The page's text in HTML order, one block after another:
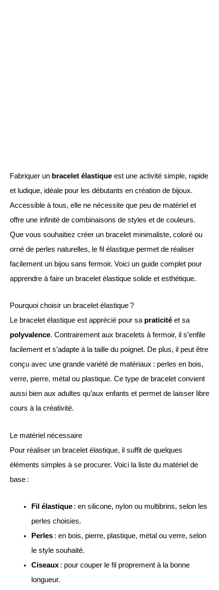
Fabriquer un bracelet élastique est une activité simple, rapide
et ludique, idéale pour les débutants en création de bijoux.
Accessible à tous, elle ne nécessite que peu de matériel et
offre une infinité de combinaisons de styles et de couleurs.
Que vous souhaitiez créer un bracelet minimaliste, coloré ou
orné de perles naturelles, le fil élastique permet de réaliser
facilement un bijou sans fermoir. Voici un guide complet pour
apprendre à faire un bracelet élastique solide et esthétique.
Pourquoi choisir un bracelet élastique ?
Le bracelet élastique est apprécié pour sa praticité et sa
polyvalence. Contrairement aux bracelets à fermoir, il s’enfile
facilement et s’adapte à la taille du poignet. De plus, il peut être
conçu avec une grande variété de matériaux : perles en bois,
verre, pierre, métal ou plastique. Ce type de bracelet convient
aussi bien aux adultes qu’aux enfants et permet de laisser libre
cours à la créativité.
Le matériel nécessaire
Pour réaliser un bracelet élastique, il suffit de quelques
éléments simples à se procurer. Voici la liste du matériel de
base :
Fil élastique: en silicone, nylon ou multibrins, selon les
perles choisies.
Perles: en bois, pierre, plastique, métal ou verre, selon
le style souhaité.
Ciseaux: pour couper le fil proprement à la bonne
longueur.